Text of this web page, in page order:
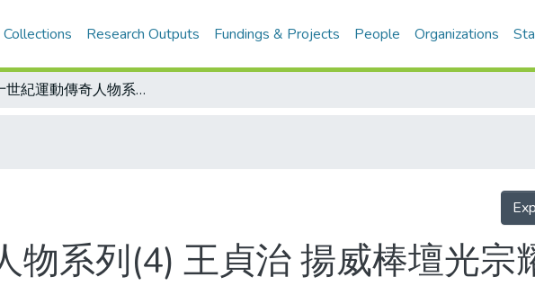
Research Outputs Fundings & Projects People Organizations
二十世紀運動傳奇人物系列(4) 王貞治 揚威棒壇光宗耀祖
物系列(4) 王貞治 揚威棒壇光宗